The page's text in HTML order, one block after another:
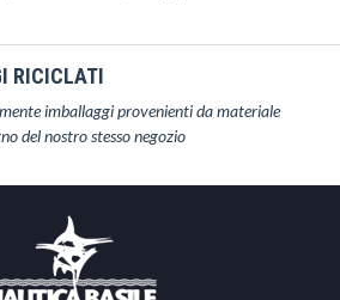
RICICLATI
imballaggi provenienti da materiale
del nostro stesso negozio